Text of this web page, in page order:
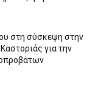
στη σύσκεψη στην
για την